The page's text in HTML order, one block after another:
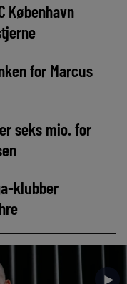
København
for Marcus
seks mio. for
klubber
►